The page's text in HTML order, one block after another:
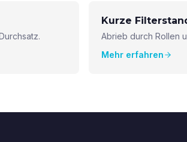
Kurze
Abrieb durch Rollen
Mehr erfahren